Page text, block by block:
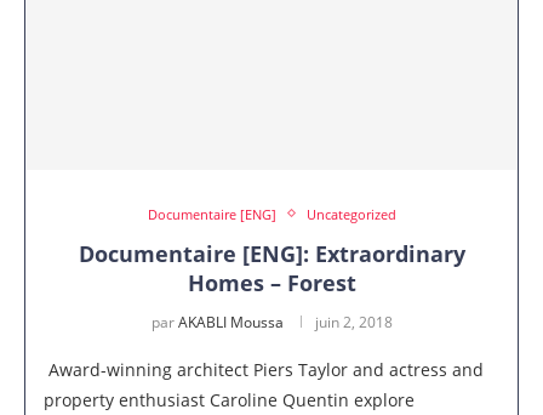
Documentaire [ENG] Uncategorized
Documentaire [ENG]: Extraordinary
Homes – Forest
parAKABLI Moussa juin 2, 2018
Award-winning architect Piers Taylor and actress and
property enthusiast Caroline Quentin explore